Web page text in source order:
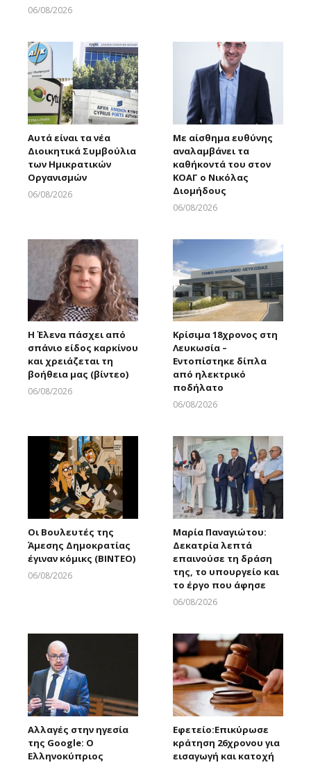
06/08/2026
Αυτά είναι τα νέα
Διοικητικά Συμβούλια
των Ημικρατικών
Οργανισμών
06/08/2026
Με αίσθημα ευθύνης
αναλαμβάνει τα
καθήκοντά του στον
ΚΟΑΓ ο Νικόλας
Διομήδους
06/08/2026
Η Έλενα πάσχει από
σπάνιο είδος καρκίνου
και χρειάζεται τη
βοήθεια μας (βίντεο)
06/08/2026
Κρίσιμα 18χρονος στη
Λευκωσία –
Εντοπίστηκε δίπλα
από ηλεκτρικό
ποδήλατο
06/08/2026
Οι Βουλευτές της
Άμεσης Δημοκρατίας
έγιναν κόμικς (ΒΙΝΤΕΟ)
06/08/2026
Μαρία Παναγιώτου:
Δεκατρία λεπτά
επαινούσε τη δράση
της, το υπουργείο και
το έργο που άφησε
06/08/2026
Αλλαγές στην ηγεσία
της Google: Ο
Ελληνοκύπριος
Εφετείο:Eπικύρωσε
κράτηση 26χρονου για
εισαγωγή και κατοχή